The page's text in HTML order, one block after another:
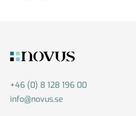
+46 (0) 8 128 196 00
info@novus.se